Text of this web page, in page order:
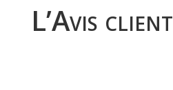
L’Avis client